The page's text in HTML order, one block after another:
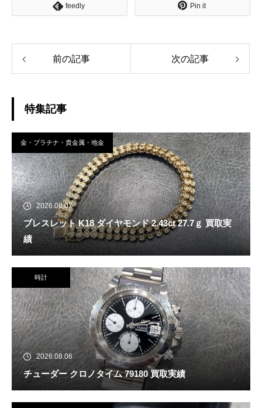
feedly Pin it
前の記事 次の記事
特集記事
金・プラチナ・貴金属・地金
2026.08.07
ブレスレット K18 ダイヤモンド 2.43ct 27.7ｇ 買取実
績
時計
2026.08.06
チューダー クロノタイム 79180 買取実績